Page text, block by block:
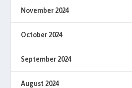
November 2024
October 2024
September 2024
August 2024